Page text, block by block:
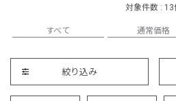
対象件数 : 13
すべて 通常価格
絞り込み